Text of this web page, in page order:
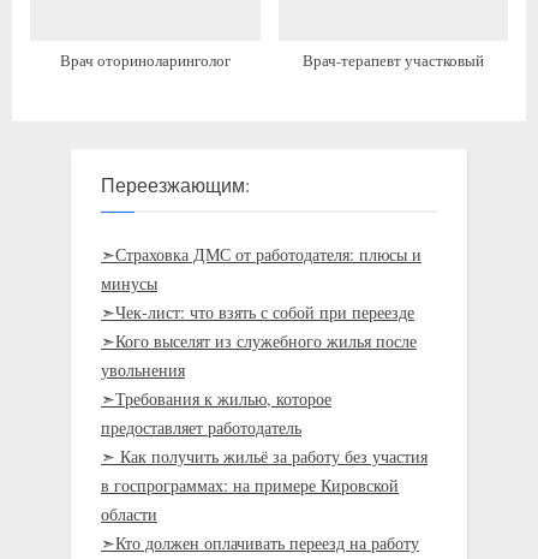
Врач оториноларинголог Врач-терапевт участковый
Переезжающим:
➣Страховка ДМС от работодателя: плюсы и
минусы
➣Чек-лист: что взять с собой при переезде
➣Кого выселят из служебного жилья после
увольнения
➣Требования к жилью, которое
предоставляет работодатель
➣ Как получить жильё за работу без участия
в госпрограммах: на примере Кировской
области
➣Кто должен оплачивать переезд на работу